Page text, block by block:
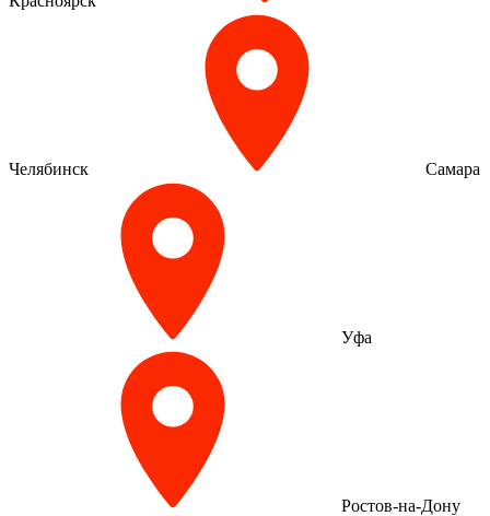
Челябинск Самара
Уфа
Ростов-на-Дону